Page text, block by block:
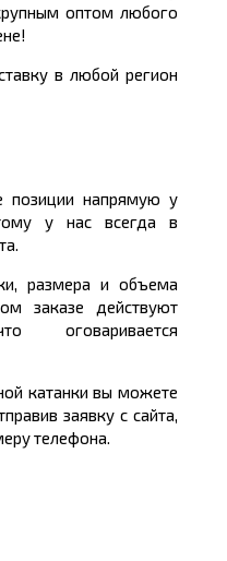
оптом любого
в любой регион
напрямую у
у нас всегда в
размера и объема
заказе действуют
оговаривается
катанки вы можете
заявку с сайта,
телефона.